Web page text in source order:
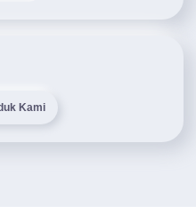
Kami